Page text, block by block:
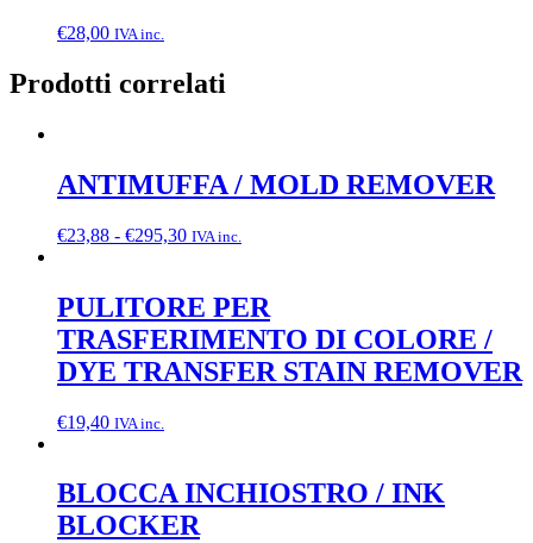
€28,00 IVA inc.
Prodotti correlati
ANTIMUFFA / MOLD REMOVER
€23,88 - €295,30Fascia
da
€23,88
a
€295,30
IVA inc.
PULITORE PER
TRASFERIMENTO DI COLORE /
DYE TRANSFER STAIN REMOVER
€19,40 IVA inc.
BLOCCA INCHIOSTRO / INK
BLOCKER